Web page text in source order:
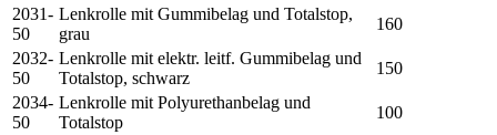
2031-
50
Lenkrolle mit Gummibelag und Totalstop,
grau
160
2032-
50
Lenkrolle mit elektr. leitf. Gummibelag und
Totalstop, schwarz
150
2034-
50
Lenkrolle mit Polyurethanbelag und
Totalstop
100